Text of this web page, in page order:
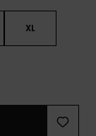
XL